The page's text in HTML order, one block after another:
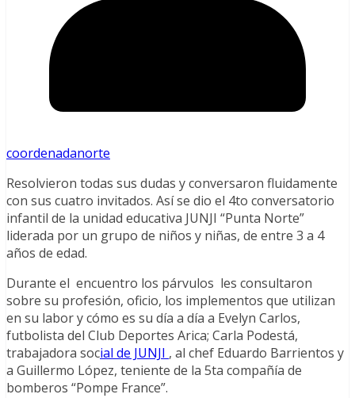
coordenadanorte
Resolvieron todas sus dudas y conversaron fluidamente
con sus cuatro invitados. Así se dio el 4to conversatorio
infantil de la unidad educativa JUNJI “Punta Norte”
liderada por un grupo de niños y niñas, de entre 3 a 4
años de edad.
Durante el encuentro los párvulos les consultaron
sobre su profesión, oficio, los implementos que utilizan
en su labor y cómo es su día a día a Evelyn Carlos,
futbolista del Club Deportes Arica; Carla Podestá,
trabajadora social de JUNJI , al chef Eduardo Barrientos y
a Guillermo López, teniente de la 5ta compañía de
bomberos “Pompe France”.